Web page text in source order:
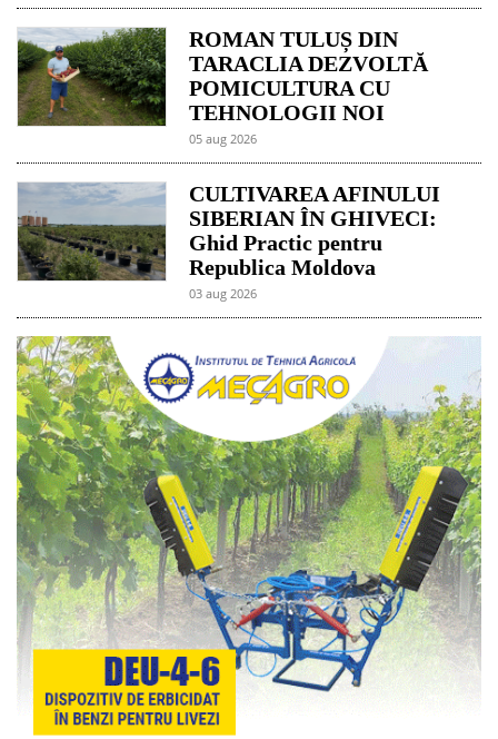
ROMAN TULUȘ DIN
TARACLIA DEZVOLTĂ
POMICULTURA CU
TEHNOLOGII NOI
05 aug 2026
CULTIVAREA AFINULUI
SIBERIAN ÎN GHIVECI:
Ghid Practic pentru
Republica Moldova
03 aug 2026